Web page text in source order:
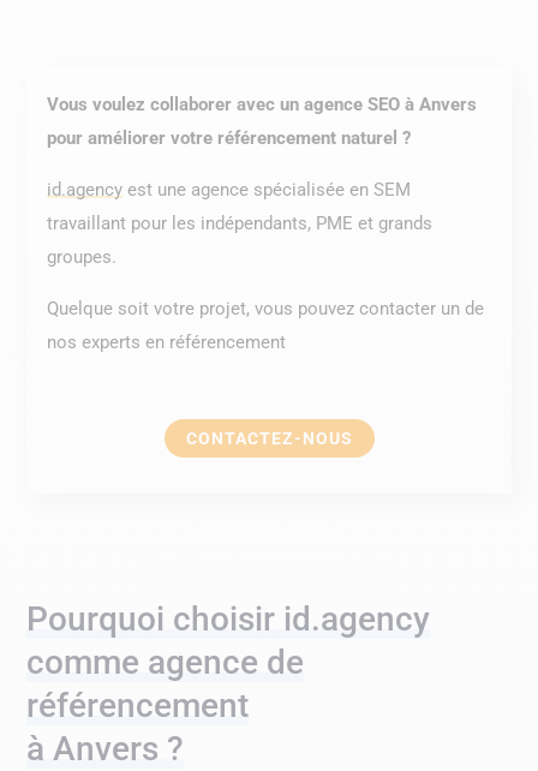
Vous voulez collaborer avec un agence SEO à Anvers
pour améliorer votre référencement naturel ?
id.agency est une agence spécialisée en SEM
travaillant pour les indépendants, PME et grands
groupes.
Quelque soit votre projet, vous pouvez contacter un de
nos experts en référencement
CONTACTEZ-NOUS
Pourquoi choisir id.agency
comme agence de
référencement
à Anvers ?